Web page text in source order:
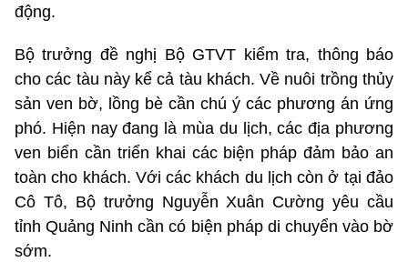
động.
Bộ trưởng đề nghị Bộ GTVT kiểm tra, thông báo
cho các tàu này kể cả tàu khách. Về nuôi trồng thủy
sản ven bờ, lồng bè cần chú ý các phương án ứng
phó. Hiện nay đang là mùa du lịch, các địa phương
ven biển cần triển khai các biện pháp đảm bảo an
toàn cho khách. Với các khách du lịch còn ở tại đảo
Cô Tô, Bộ trưởng Nguyễn Xuân Cường yêu cầu
tỉnh Quảng Ninh cần có biện pháp di chuyển vào bờ
sớm.